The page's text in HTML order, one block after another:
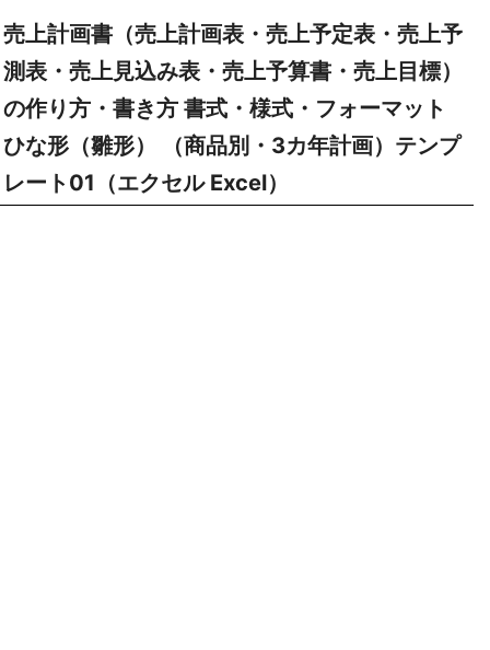
売上計画書（売上計画表・売上予定表・売上予
測表・売上見込み表・売上予算書・売上目標）
の作り方・書き方 書式・様式・フォーマット
ひな形（雛形） （商品別・3カ年計画）テンプ
レート01（エクセル Excel）